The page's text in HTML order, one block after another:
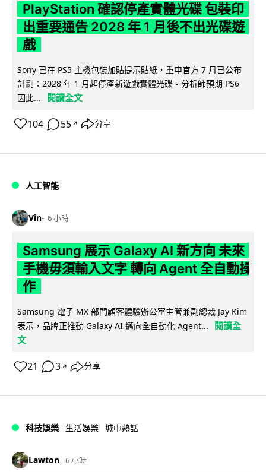
PlayStation 確認停產實體光碟 包裝印
出重要通告 2028 年 1 月後不出光碟遊
戲
Sony 已在 PS5 主機包裝加貼提示貼紙，重申官方 7 月已公布
計劃：2028 年 1 月起停產新遊戲實體光碟。分析師預期 PS6
因此...
閱讀全文
104 55 ↗ 分享
人工智能
Vin 6 小時
Samsung 展示 Galaxy AI 新方向 未來
手機毋須輸入文字 轉向 Agent 全自動操
作
Samsung 電子 MX 部門顧客體驗辦公室主管兼副總裁 Jay Kim
表示，品牌正推動 Galaxy AI 邁向全自動化 Agent...
閱讀全
文
21 3 ↗ 分享
科技娛樂 生活娛樂 城中熱話
Lawton 6 小時